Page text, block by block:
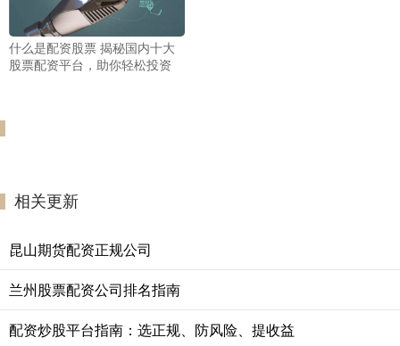
什么是配资股票 揭秘国内十大
股票配资平台，助你轻松投资
相关更新
昆山期货配资正规公司
兰州股票配资公司排名指南
配资炒股平台指南：选正规、防风险、提收益